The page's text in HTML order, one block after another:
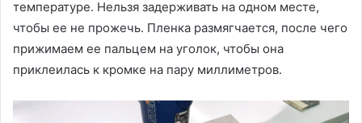
температуре. Нельзя задерживать на одном месте,
чтобы ее не прожечь. Пленка размягчается, после чего
прижимаем ее пальцем на уголок, чтобы она
приклеилась к кромке на пару миллиметров.